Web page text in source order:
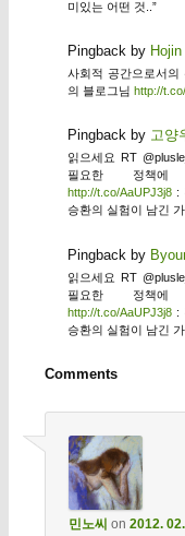
미있는 어떤 것..”
Pingback by
사회적 공간으로서의
의 블로그님 http://
Pingback by 고양
읽으세요 RT
필요한 정책에
http://t.co/AaUPJ3j8:
승환의 실험이 남긴
Pingback by
읽으세요 RT
필요한 정책에
http://t.co/AaUPJ3j8:
승환의 실험이 남긴 가
Comments
민노씨 on 2012.